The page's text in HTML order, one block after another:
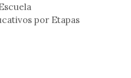
por Etapas